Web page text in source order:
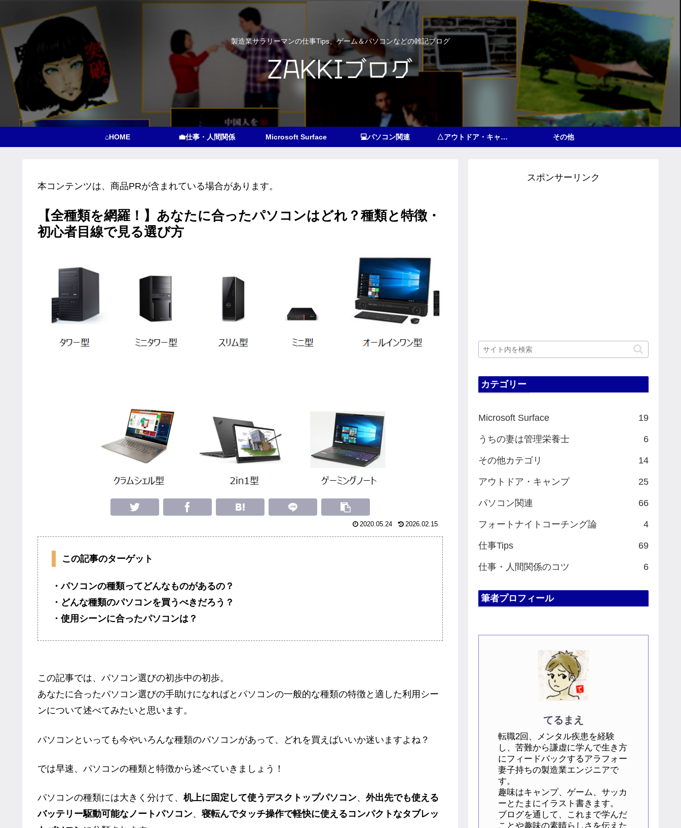
製造業サラリーマンの仕事Tips、ゲーム＆パソコンなどの雑記ブログ
⌂HOME 💼仕事・人間関係 Microsoft Surface 💻パソコン関連 △アウトドア・キャンプ その他
本コンテンツは、商品PRが含まれている場合があります。
【全種類を網羅！】あなたに合ったパソコンはどれ？種類と特徴・
初心者目線で見る選び方
2020.05.24 2026.02.15
この記事のターゲット
・パソコンの種類ってどんなものがあるの？
・どんな種類のパソコンを買うべきだろう？
・使用シーンに合ったパソコンは？
この記事では、パソコン選びの初歩中の初歩。
あなたに合ったパソコン選びの手助けになればとパソコンの一般的な種類の特徴と適した利用シー
ンについて述べてみたいと思います。
パソコンといっても今やいろんな種類のパソコンがあって、どれを買えばいいか迷いますよね？
では早速、パソコンの種類と特徴から述べていきましょう！
パソコンの種類には大きく分けて、 机上に固定して使うデスクトップパソコン、 外出先でも使える
バッテリー駆動可能なノートパソコン、寝転んでタッチ操作で軽快に使えるコンパクトなタブレッ
スポンサーリンク
カテゴリー
Microsoft Surface 19
うちの妻は管理栄養士 6
その他カテゴリ 14
アウトドア・キャンプ 25
パソコン関連 66
フォートナイトコーチング論 4
仕事Tips 69
仕事・人間関係のコツ 6
筆者プロフィール
てるまえ
転職2回、メンタル疾患を経験
し、苦難から謙虚に学んで生き方
にフィードバックするアラフォー
妻子持ちの製造業エンジニアで
す。
趣味はキャンプ、ゲーム、サッカ
ーとたまにイラスト書きます。
ブログを通して、これまで学んだ
ことや趣味の素晴らしさを伝えた